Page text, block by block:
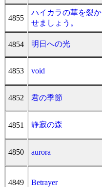
4855
ハイカラの華を裂か
せましょう。
4854 明日への光
4853 void
4852 君の季節
4851 静寂の森
4850 aurora
4849 Betrayer